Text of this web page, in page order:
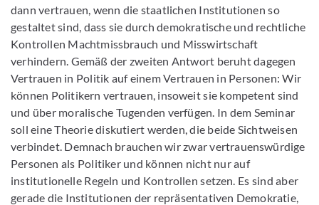
dann vertrauen, wenn die staatlichen Institutionen so
gestaltet sind, dass sie durch demokratische und rechtliche
Kontrollen Machtmissbrauch und Misswirtschaft
verhindern. Gemäß der zweiten Antwort beruht dagegen
Vertrauen in Politik auf einem Vertrauen in Personen: Wir
können Politikern vertrauen, insoweit sie kompetent sind
und über moralische Tugenden verfügen. In dem Seminar
soll eine Theorie diskutiert werden, die beide Sichtweisen
verbindet. Demnach brauchen wir zwar vertrauenswürdige
Personen als Politiker und können nicht nur auf
institutionelle Regeln und Kontrollen setzen. Es sind aber
gerade die Institutionen der repräsentativen Demokratie,